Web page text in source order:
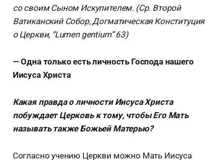
со своим Сыном Искупителем. (Ср. Второй
Ватиканский Собор, Догматическая Конституция
о Церкви, “Lumen gentium” 63)
— Одна только есть личность Господа нашего
Иисуса Христа
Какая правда о личности Иисуса Христа
побуждает Церковь к тому, чтобы Его Мать
называть также Божьей Матерью?
Согласно учению Церкви можно Мать Иисуса